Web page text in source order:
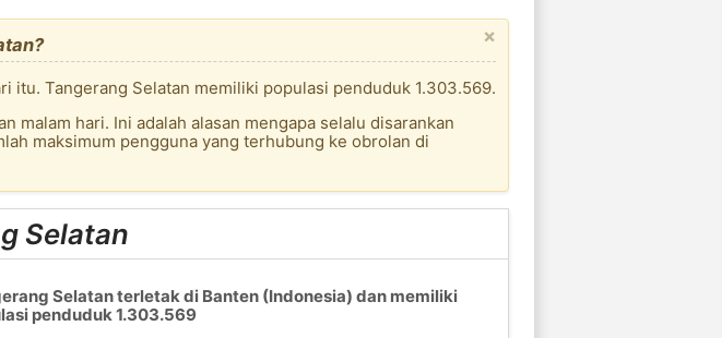
×
itu. Tangerang Selatan memiliki populasi penduduk 1.303.569.
malam hari. Ini adalah alasan mengapa selalu disarankan
maksimum pengguna yang terhubung ke obrolan di
Selatan
Selatan terletak di Banten (Indonesia) dan memiliki
penduduk 1.303.569